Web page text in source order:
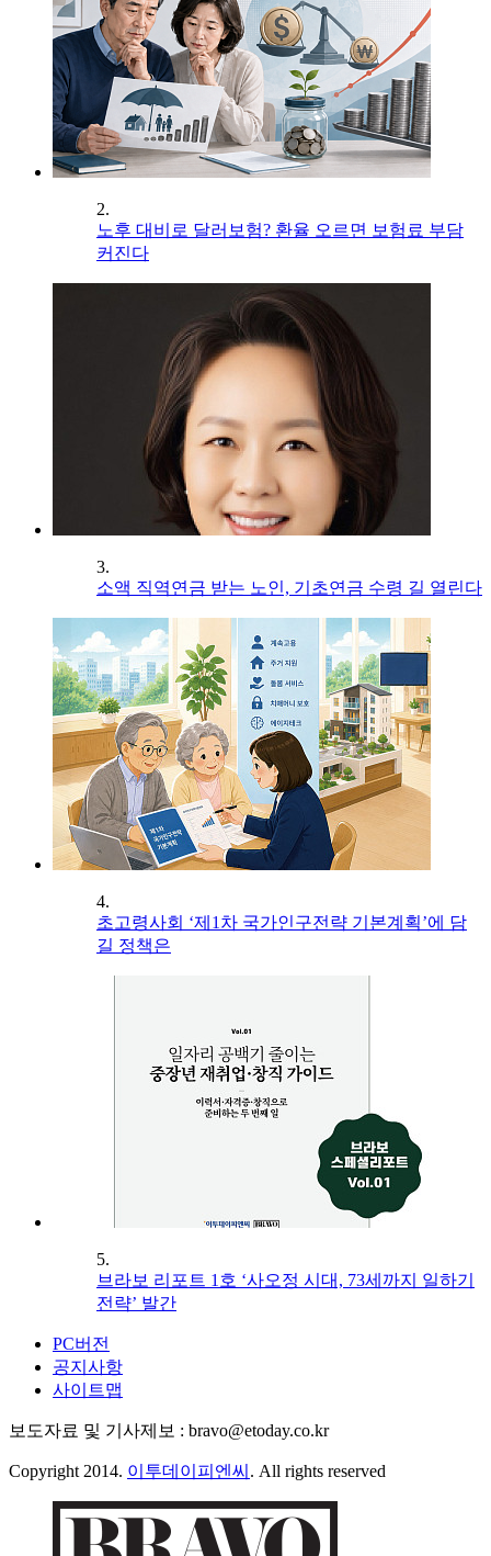
2.
노후 대비로 달러보험? 환율 오르면 보험료 부담
커진다
3.
소액 직역연금 받는 노인, 기초연금 수령 길 열린다
4.
초고령사회 ‘제1차 국가인구전략 기본계획’에 담
길 정책은
5.
브라보 리포트 1호 ‘사오정 시대, 73세까지 일하기
전략’ 발간
PC버전
공지사항
사이트맵
보도자료 및 기사제보 : bravo@etoday.co.kr
Copyright 2014. 이투데이피엔씨 . All rights reserved